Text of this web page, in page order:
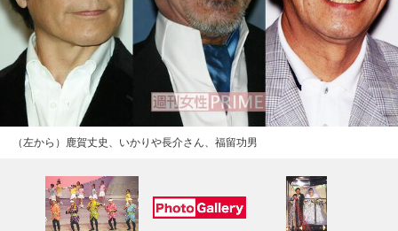
Page 3
いています」
（左から）鹿賀丈史、いかりや長介さん、福留功男